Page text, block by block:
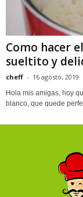
Como hacer
sueltito y
cheff - 16 agosto, 2019
Hola mis amigas, hoy
blanco, que quede